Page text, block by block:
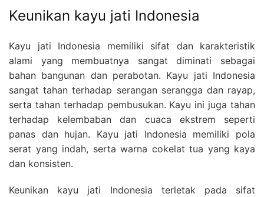
Keunikan kayu jati Indonesia
Kayu jati Indonesia memiliki sifat dan karakteristik
alami yang membuatnya sangat diminati sebagai
bahan bangunan dan perabotan. Kayu jati Indonesia
sangat tahan terhadap serangan serangga dan rayap,
serta tahan terhadap pembusukan. Kayu ini juga tahan
terhadap kelembaban dan cuaca ekstrem seperti
panas dan hujan. Kayu jati Indonesia memiliki pola
serat yang indah, serta warna cokelat tua yang kaya
dan konsisten.
Keunikan kayu jati Indonesia terletak pada sifat